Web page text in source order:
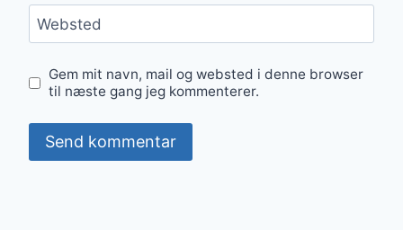
Websted
Gem mit navn, mail og websted i denne browser
til næste gang jeg kommenterer.